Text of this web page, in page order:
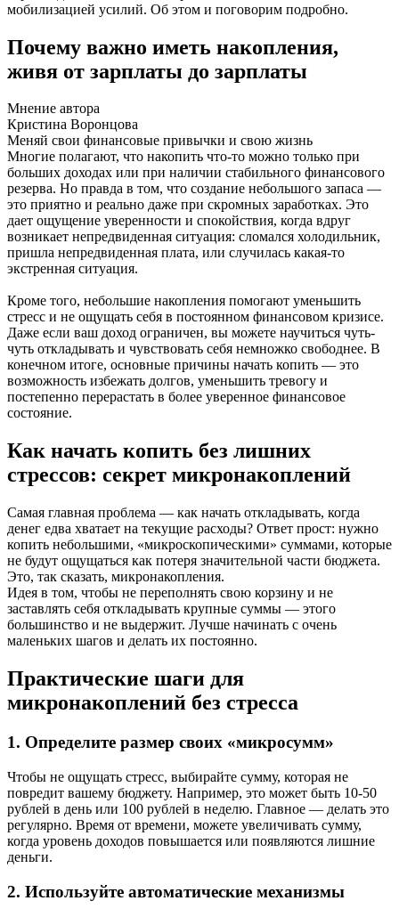
мобилизацией усилий. Об этом и поговорим подробно.
Почему важно иметь накопления,
живя от зарплаты до зарплаты
Мнение автора
Кристина Воронцова
Меняй свои финансовые привычки и свою жизнь
Многие полагают, что накопить что-то можно только при
больших доходах или при наличии стабильного финансового
резерва. Но правда в том, что создание небольшого запаса —
это приятно и реально даже при скромных заработках. Это
дает ощущение уверенности и спокойствия, когда вдруг
возникает непредвиденная ситуация: сломался холодильник,
пришла непредвиденная плата, или случилась какая-то
экстренная ситуация.
Кроме того, небольшие накопления помогают уменьшить
стресс и не ощущать себя в постоянном финансовом кризисе.
Даже если ваш доход ограничен, вы можете научиться чуть-
чуть откладывать и чувствовать себя немножко свободнее. В
конечном итоге, основные причины начать копить — это
возможность избежать долгов, уменьшить тревогу и
постепенно перерастать в более уверенное финансовое
состояние.
Как начать копить без лишних
стрессов: секрет микронакоплений
Самая главная проблема — как начать откладывать, когда
денег едва хватает на текущие расходы? Ответ прост: нужно
копить небольшими, «микроскопическими» суммами, которые
не будут ощущаться как потеря значительной части бюджета.
Это, так сказать, микронакопления.
Идея в том, чтобы не переполнять свою корзину и не
заставлять себя откладывать крупные суммы — этого
большинство и не выдержит. Лучше начинать с очень
маленьких шагов и делать их постоянно.
Практические шаги для
микронакоплений без стресса
1. Определите размер своих «микросумм»
Чтобы не ощущать стресс, выбирайте сумму, которая не
повредит вашему бюджету. Например, это может быть 10-50
рублей в день или 100 рублей в неделю. Главное — делать это
регулярно. Время от времени, можете увеличивать сумму,
когда уровень доходов повышается или появляются лишние
деньги.
2. Используйте автоматические механизмы